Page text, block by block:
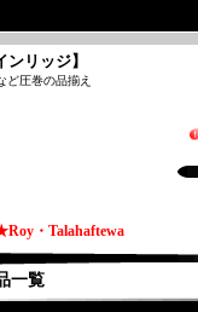
リッジ】
ど圧巻の品揃え
・Talahaftewa
一覧